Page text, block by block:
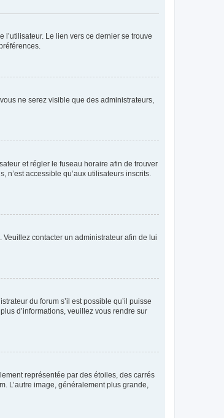
Le lien vers ce dernier se trouve
ne serez visible que des administrateurs,
et régler le fuseau horaire afin de trouver
accessible qu’aux utilisateurs inscrits.
Veuillez contacter un administrateur afin de lui
du forum s’il est possible qu’il puisse
d’informations, veuillez vous rendre sur
représentée par des étoiles, des carrés
L’autre image, généralement plus grande,